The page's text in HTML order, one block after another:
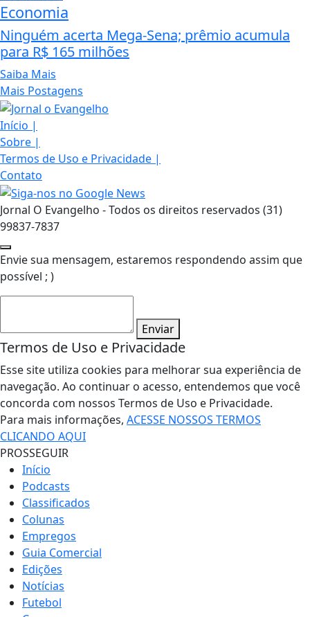
Economia
Ninguém acerta Mega-Sena; prêmio acumula
para R$ 165 milhões
Saiba Mais
Mais Postagens
Início |
Sobre |
Termos de Uso e Privacidade |
Contato
Jornal O Evangelho - Todos os direitos reservados (31)
99837-7837
Envie sua mensagem, estaremos respondendo assim que
possível ; )
Enviar
Termos de Uso e Privacidade
Esse site utiliza cookies para melhorar sua experiência de
navegação. Ao continuar o acesso, entendemos que você
concorda com nossos Termos de Uso e Privacidade.
Para mais informações, ACESSE NOSSOS TERMOS
CLICANDO AQUI
PROSSEGUIR
Início
Podcasts
Classificados
Colunas
Empregos
Guia Comercial
Edições
Notícias
Futebol